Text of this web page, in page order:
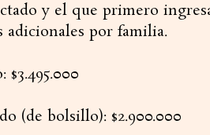
y el que primero
adicionales por familia.
(de bolsillo): $2.900.000